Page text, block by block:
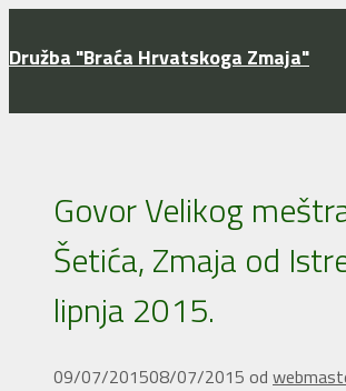
na
sadržaj
Družba "Braća Hrvatskoga Zmaja"
Govor Velikog
Šetića, Zmaja od
lipnja 2015.
09/07/201508/07/2015 od